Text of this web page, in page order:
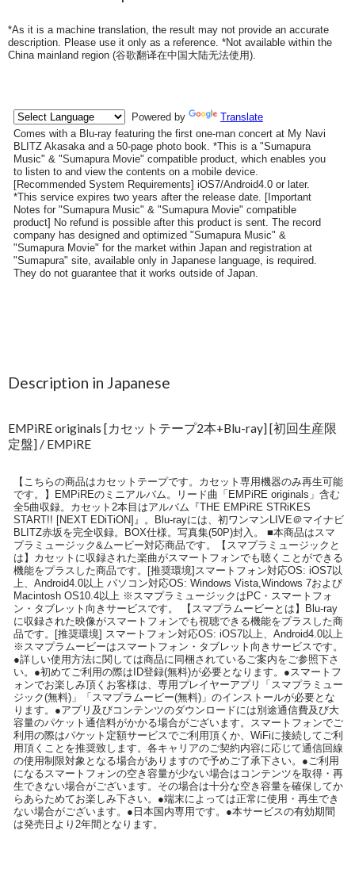
*As it is a machine translation, the result may not provide an accurate
description. Please use it only as a reference. *Not available within the
China mainland region (谷歌翻译在中国大陆无法使用).
Description in Japanese
EMPiRE originals [カセットテープ2本+Blu-ray] [初回生産限
定盤] / EMPiRE
【こちらの商品はカセットテープです。カセット専用機器のみ再生可能
です。】EMPiREのミニアルバム。リード曲「EMPiRE originals」含む
全5曲収録。カセット2本目はアルバム『THE EMPiRE STRiKES
START!! [NEXT EDiTiON]』。Blu-rayには、初ワンマンLIVE＠マイナビ
BLITZ赤坂を完全収録。BOX仕様。写真集(50P)封入。 ■本商品はスマ
プラミュージック&ムービー対応商品です。【スマプラミュージックと
は】カセットに収録された楽曲がスマートフォンでも聴くことができる
機能をプラスした商品です。[推奨環境]スマートフォン対応OS: iOS7以
上、Android4.0以上 パソコン対応OS: Windows Vista,Windows 7および
Macintosh OS10.4以上 ※スマプラミュージックはPC・スマートフォ
ン・タブレット向きサービスです。 【スマプラムービーとは】Blu-ray
に収録された映像がスマートフォンでも視聴できる機能をプラスした商
品です。[推奨環境] スマートフォン対応OS: iOS7以上、Android4.0以上
※スマプラムービーはスマートフォン・タブレット向きサービスです。
●詳しい使用方法に関しては商品に同梱されているご案内をご参照下さ
い。●初めてご利用の際はID登録(無料)が必要となります。●スマートフ
ォンでお楽しみ頂くお客様は、専用プレイヤーアプリ「スマプラミュー
ジック(無料)」「スマプラムービー(無料)」のインストールが必要とな
ります。●アプリ及びコンテンツのダウンロードには別途通信費及び大
容量のパケット通信料がかかる場合がございます。スマートフォンでご
利用の際はパケット定額サービスでご利用頂くか、WiFiに接続してご利
用頂くことを推奨致します。各キャリアのご契約内容に応じて通信回線
の使用制限対象となる場合がありますので予めご了承下さい。●ご利用
になるスマートフォンの空き容量が少ない場合はコンテンツを取得・再
生できない場合がございます。その場合は十分な空き容量を確保してか
らあらためてお楽しみ下さい。●端末によっては正常に使用・再生でき
ない場合がございます。●日本国内専用です。●本サービスの有効期間
は発売日より2年間となります。